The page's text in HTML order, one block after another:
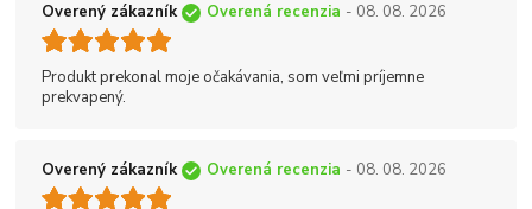
Overený zákazník Overená recenzia - 08. 08. 2026
Produkt prekonal moje očakávania, som veľmi príjemne
prekvapený.
Overený zákazník Overená recenzia - 08. 08. 2026